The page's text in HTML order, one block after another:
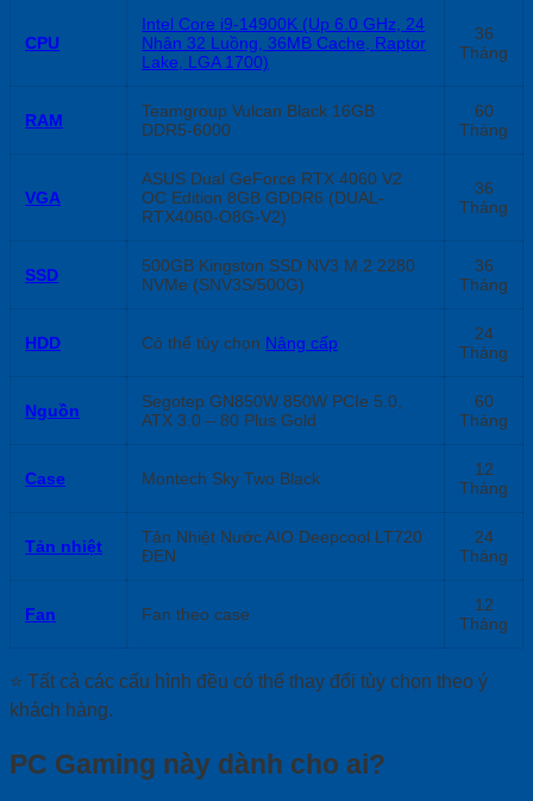
CPU
Intel Core i9-14900K (Up 6.0 GHz, 24
Nhân 32 Luồng, 36MB Cache, Raptor
Lake, LGA 1700)
36
Tháng
RAM
Teamgroup Vulcan Black 16GB
DDR5-6000
60
Tháng
VGA
ASUS Dual GeForce RTX 4060 V2
OC Edition 8GB GDDR6 (DUAL-
RTX4060-O8G-V2)
36
Tháng
SSD
500GB Kingston SSD NV3 M.2 2280
NVMe (SNV3S/500G)
36
Tháng
HDD Có thể tùy chọn Nâng cấp
24
Tháng
Nguồn
Segotep GN850W 850W PCIe 5.0,
ATX 3.0 – 80 Plus Gold
60
Tháng
Case Montech Sky Two Black
12
Tháng
Tản nhiệt
Tản Nhiệt Nước AIO Deepcool LT720
ĐEN
24
Tháng
Fan Fan theo case
12
Tháng
⭐ Tất cả các cấu hình đều có thể thay đổi tùy chọn theo ý
khách hàng.
PC Gaming này dành cho ai?